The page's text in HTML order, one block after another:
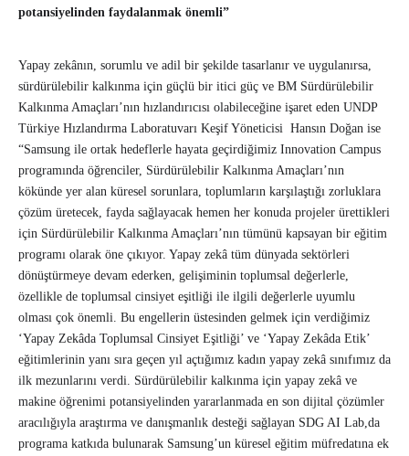
potansiyelinden faydalanmak önemli”
Yapay zekânın, sorumlu ve adil bir şekilde tasarlanır ve uygulanırsa,
sürdürülebilir kalkınma için güçlü bir itici güç ve BM Sürdürülebilir
Kalkınma Amaçları’nın hızlandırıcısı olabileceğine işaret eden UNDP
Türkiye Hızlandırma Laboratuvarı Keşif Yöneticisi Hansın Doğan ise
“Samsung ile ortak hedeflerle hayata geçirdiğimiz Innovation Campus
programında öğrenciler, Sürdürülebilir Kalkınma Amaçları’nın
kökünde yer alan küresel sorunlara, toplumların karşılaştığı zorluklara
çözüm üretecek, fayda sağlayacak hemen her konuda projeler ürettikleri
için Sürdürülebilir Kalkınma Amaçları’nın tümünü kapsayan bir eğitim
programı olarak öne çıkıyor. Yapay zekâ tüm dünyada sektörleri
dönüştürmeye devam ederken, gelişiminin toplumsal değerlerle,
özellikle de toplumsal cinsiyet eşitliği ile ilgili değerlerle uyumlu
olması çok önemli. Bu engellerin üstesinden gelmek için verdiğimiz
‘Yapay Zekâda Toplumsal Cinsiyet Eşitliği’ ve ‘Yapay Zekâda Etik’
eğitimlerinin yanı sıra geçen yıl açtığımız kadın yapay zekâ sınıfımız da
ilk mezunlarını verdi. Sürdürülebilir kalkınma için yapay zekâ ve
makine öğrenimi potansiyelinden yararlanmada en son dijital çözümler
aracılığıyla araştırma ve danışmanlık desteği sağlayan SDG AI Lab,da
programa katkıda bulunarak Samsung’un küresel eğitim müfredatına ek